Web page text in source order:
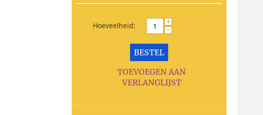
Hoeveelheid: +
−
BESTEL
TOEVOEGEN AAN
VERLANGLIJST